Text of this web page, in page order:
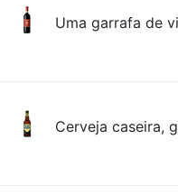
Uma garrafa de
Cerveja caseira,